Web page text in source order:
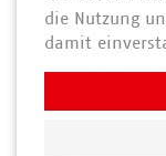
April 2022 (12
März 2022 (14
Februar 2022 (6
Januar 2022 (10
die Nutzung
damit